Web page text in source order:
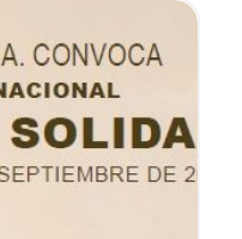
Ver noticia